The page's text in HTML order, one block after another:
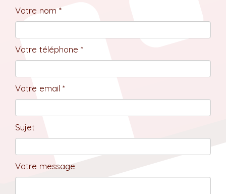
Votre nom *
Votre téléphone *
Votre email *
Sujet
Votre message